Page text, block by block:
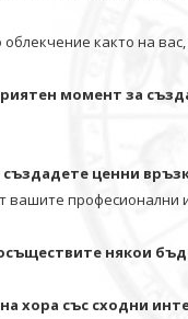
както на вас,
момент за
ценни
вашите професионални
някои
хора със сходни